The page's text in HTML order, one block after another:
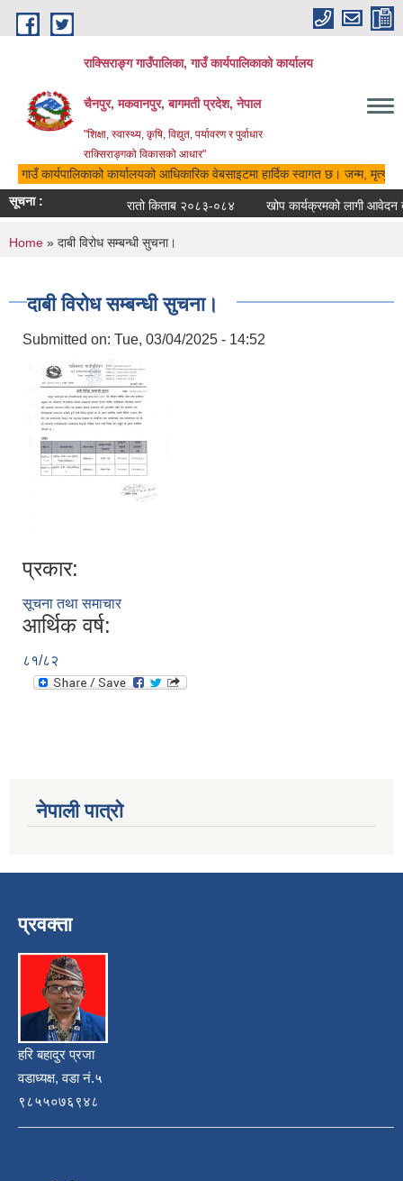
Skip to main content
राक्सिराङ्ग गाउँपालिका, गाउँ कार्यपालिकाको कार्यालय
चैनपुर, मकवानपुर, बागमती प्रदेश, नेपाल
"शिक्षा, स्वास्थ्य, कृषि, विद्युत, पर्यावरण र पुर्वाधार
राक्सिराङ्गको विकासको आधार"
गाउँ कार्यपालिकाको कार्यालयको आधिकारिक वेबसाइटमा हार्दिक स्वागत छ। जन्म,
सूचना :
रातो किताब २०८३-०८४ खोप कार्यक्रमको लागी आवेदन
You are here
Home » दाबी विरोध सम्बन्धी सुचना।
दाबी विरोध सम्बन्धी सुचना।
Submitted on: Tue, 03/04/2025 - 14:52
प्रकार:
सूचना तथा समाचार
आर्थिक वर्ष:
८१/८२
नेपाली पात्रो
प्रवक्ता
हरि बहादुर प्रजा
वडाध्यक्ष, वडा नं.५
९८५५०७६९४८